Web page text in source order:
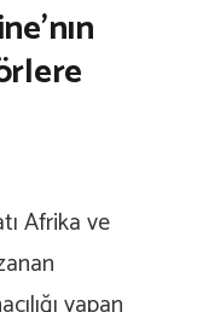
Afrika ve